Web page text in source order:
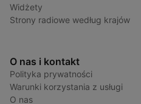
Widżety
Strony radiowe według krajów
O nas i kontakt
Polityka prywatności
Warunki korzystania z usługi
O nas